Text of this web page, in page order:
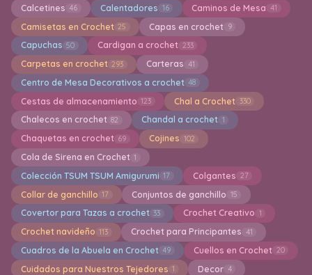
Calcetines 46 Calentadores 16 Caminos de Mesa 41
Camisetas en Crochet 25 Capas en crochet 9
Capuchas 50 Cardigan a crochet 233
Carpetas en crochet 293 Carteras 41
Centro de Mesa Decorativos a crochet 48
Cestas de almacenamiento 123 Chal a Crochet 330
Chalecos en crochet 82 Chandal a crochet 1
Chaquetas en crochet 69 Cojines 102
Cola de Sirena en Crochet 1
Colección TSUM TSUM Amigurumi 17 Colgantes 27
Collar de ganchillo 17 Conjuntos de ganchillo 15
Covertor para Tazas a crochet 33 Crochet Creativo 1
Crochet navideño 113 Crochet para Principantes 41
Cuadros de la Abuela en Crochet 49 Cuellos en Crochet 20
Cuidados para Nuestros Tejedores 1 Decor 4